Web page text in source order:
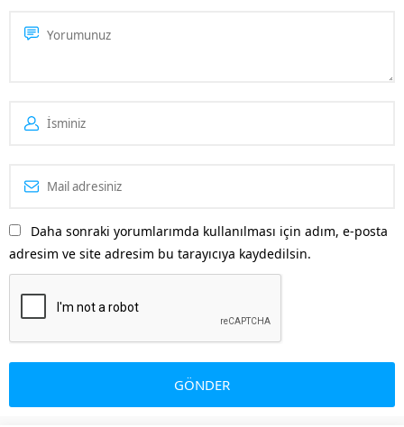
Daha sonraki yorumlarımda kullanılması için adım, e-posta
adresim ve site adresim bu tarayıcıya kaydedilsin.